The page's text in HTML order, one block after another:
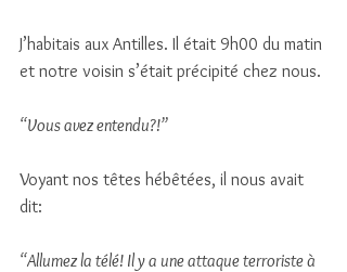
J’habitais aux Antilles. Il était 9h00 du matin
et notre voisin s’était précipité chez nous.
“Vous avez entendu?!”
Voyant nos têtes hébêtées, il nous avait
dit:
“Allumez la télé! Il y a une attaque terroriste à